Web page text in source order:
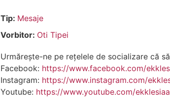
Tip: Mesaje
Vorbitor: Oti Tipei
Urmărește-ne pe rețelele de socializare că
Facebook: https://www.facebook.com/
Instagram: https://www.instagram.com/
Youtube: https://www.youtube.com/